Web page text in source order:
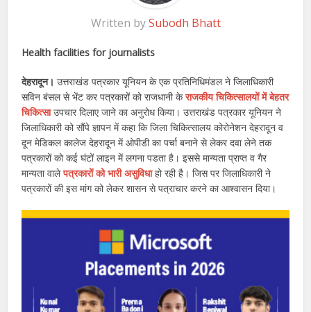
Written bySubodh Bhatt
Health facilities for journalists
देहरादून।उत्तराखंड पत्रकार यूनियन के एक प्रतिनिधिमंडल ने जिलाधिकारी
सविन बंसल से भेंट कर पत्रकारों को राजधानी केराजकीय चिकित्सालयों में बेहतर
चिकित्साउपचार दिलाए जाने का अनुरोध किया। उत्तराखंड पत्रकार यूनियन ने
जिलाधिकारी को सौंपे ज्ञापन में कहा कि जिला चिकित्सालय कोरोनेशन देहरादून व
दून मेडिकल कालेज देहरादून में ओपीडी का पर्चा बनाने से लेकर दवा लेने तक
पत्रकारों को कई घंटों लाइन में लगना पडता है। इससे मान्यता प्राप्त व गैर
मान्यता वालेपत्रकारों को भारी असुविधाहो रही है। जिस पर जिलाधिकारी ने
पत्रकारों की इस मांग को लेकर शासन से पत्राचार करने का आश्वासन दिया।